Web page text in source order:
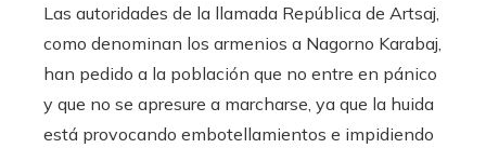
Las autoridades de la llamada República de Artsaj,
como denominan los armenios a Nagorno Karabaj,
han pedido a la población que no entre en pánico
y que no se apresure a marcharse, ya que la huida
está provocando embotellamientos e impidiendo